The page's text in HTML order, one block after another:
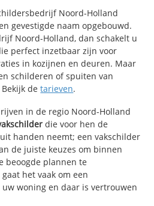
Noord-Holland
gevestigde naam opgebouwd.
Noord-Holland, dan schakelt u
perfect inzetbaar zijn voor
in kozijnen en deuren. Maar
schilderen of spuiten van
Bekijk detarieven.
in de regio Noord-Holland
die voor hen de
handen neemt; een vakschilder
de juiste keuzes om binnen
beoogde plannen te
het vaak om een
woning en daar is vertrouwen